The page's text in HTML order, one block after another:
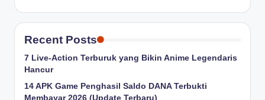
Recent Posts
7 Live-Action Terburuk yang Bikin Anime Legendaris
Hancur
14 APK Game Penghasil Saldo DANA Terbukti
Membayar 2026 (Update Terbaru)